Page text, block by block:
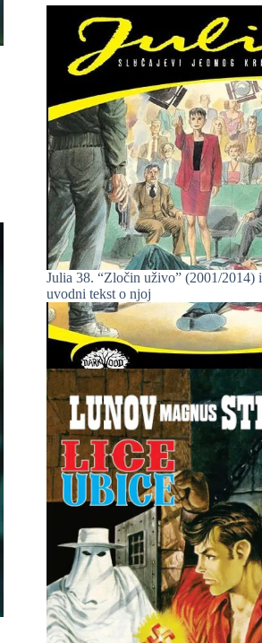
Julia 38. “Zločin uživo” (2001/2014) i
uvodni tekst o njoj